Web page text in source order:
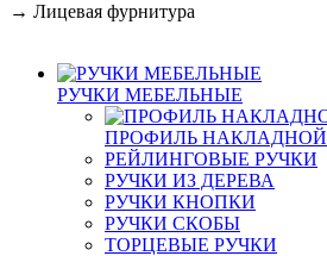
→ Лицевая фурнитура
РУЧКИ МЕБЕЛЬНЫЕ
ПРОФИЛЬ НАКЛАДНОЙ
РЕЙЛИНГОВЫЕ РУЧКИ
РУЧКИ ИЗ ДЕРЕВА
РУЧКИ КНОПКИ
РУЧКИ СКОБЫ
ТОРЦЕВЫЕ РУЧКИ